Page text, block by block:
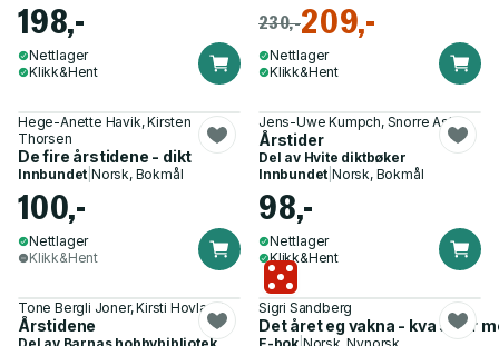
198,-
Nettlager
Klikk&Hent
230,-209,-
Nettlager
Klikk&Hent
Hege-Anette Havik, Kirsten
Thorsen
De fire årstidene - dikt
Innbundet |Norsk, Bokmål
100,-
Nettlager
Klikk&Hent
Jens-Uwe Kumpch, Snorre Aske
Årstider
Del av Hvite diktbøker
Innbundet |Norsk, Bokmål
98,-
Nettlager
Klikk&Hent
Tone Bergli Joner, Kirsti Hovland
Årstidene
Sigri Sandberg
Det året eg vakna - kva skjer